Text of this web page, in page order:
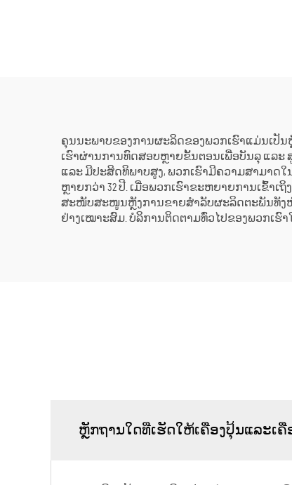
ຄຸນນະພາບຂອງການຜະລິດຂອງພວກເຮົາແມ່ນເປັນ
ເຮົາຜ່ານການທົດສອບຫຼາຍຂັ້ນຕອນເພື່ອບັນລຸ ແລະ
ແລະ ມີປະສິດທິພາບສູງ, ພວກເຮົາມີຄວາມສາມາດ
ຫຼາຍກວ່າ 32 ປີ. ເມື່ອພວກເຮົາຂະຫຍາຍການເຂົ້າເ
ສະໜັບສະໜູນຫຼັງການຂາຍສຳລັບຜະລິດຕະພັນທັງ
ຢ່າງເໝາະສົມ. ບໍລິການຕິດຕາມທົ່ວໄປຂອງພວກເ
ຫຼັກຖານໃດທີ່ເຮັດໃຫ້ເຄື່ອງປຸ້ນແລະເຄື່